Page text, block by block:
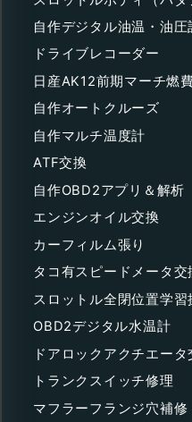
自作デジタル油温・油圧
ドライブレコーダー
日産AK12前期マーチ燃
自作オートクルーズ
自作マルチ温度計
ATF交換
自作OBD2アプリ＆解析
エンジンオイル交換
カーフィルム張り
タコ有スピードメータ交
スロットル全閉位置学
OBD2デジタル水温計
ドアロックアクチエータ
トランクスイッチ修理
マフラーフランジ穴補修